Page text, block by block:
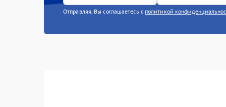
Отправляя, Вы соглашаетесь с политикой